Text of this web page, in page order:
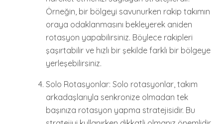
Örneğin, bir bölgeyi savunurken rakip takımın
oraya odaklanmasını bekleyerek aniden
rotasyon yapabilirsiniz. Böylece rakipleri
şaşırtabilir ve hızlı bir şekilde farklı bir bölgeye
yerleşebilirsiniz.
Solo Rotasyonlar: Solo rotasyonlar, takım
arkadaşlarıyla senkronize olmadan tek
başınıza rotasyon yapma stratejisidir. Bu